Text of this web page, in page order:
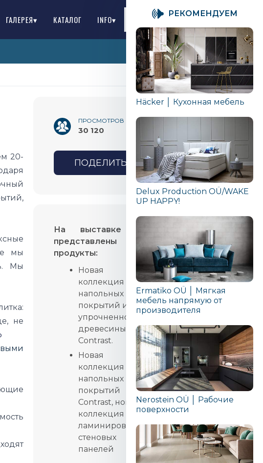
ГАЛЕРЕЯ▾ КАТАЛОГ INFO▾ RU
20-
мы
Мы
не
ПРОСМОТРОВ
30 120
ПОДЕЛИТЬСЯ
На выставке будут
представлены новые
продукты:
Новая
коллекция
напольных
покрытий из
упрочненной
древесины
Contrast.
Новая
коллекция
напольных
покрытий
Contrast, новая
коллекция
ламинированных
стеновых
панелей
PЕКОМЕНДУЕМ
Häcker │ Кухонная мебель
Delux Production OÜ/WAKE
UP HAPPY!
Ermatiko OÜ │ Мягкая
мебель напрямую от
производителя
Nerostein OÜ │ Рабочие
поверхности